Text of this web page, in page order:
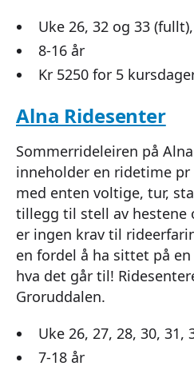
Uke 26, 32 og 33
8-16 år
Kr 5250 for 5
Alna Ridesenter
Sommerrideleiren på
inneholder en ridetime
med enten voltige, tur,
tillegg til stell av hestene
er ingen krav til
en fordel å ha sittet på
hva det går til!
Groruddalen.
Uke 26, 27, 28, 30,
7-18 år